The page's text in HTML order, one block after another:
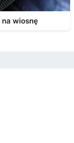
wiosnę